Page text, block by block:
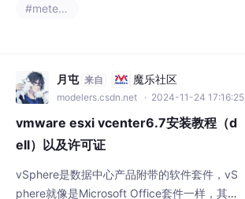
#metersphere
月屯 来自 魔乐社区
modelers.csdn.net · 2024-11-24 17:16:25
vmware esxi vcenter6.7安装教程（d
ell）以及许可证
vSphere是数据中心产品附带的软件套件，vS
phere就像是Microsoft Office套件一样，其中